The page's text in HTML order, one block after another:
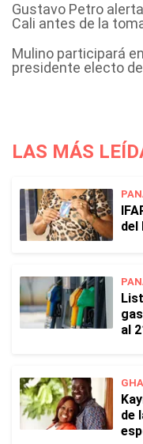
Gustavo Petro
Cali antes de la
Mulino participará
presidente electo
LAS MÁS
del
al
de